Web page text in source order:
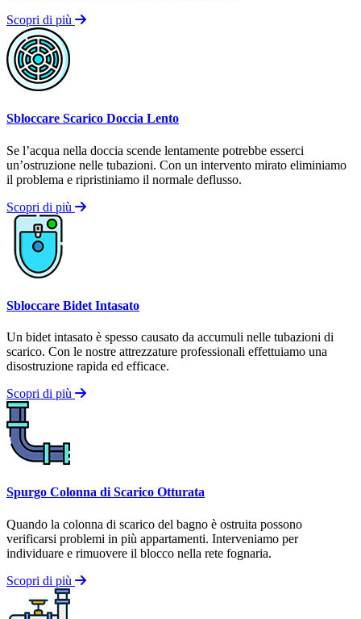
Scopri di più
Sbloccare Scarico Doccia Lento
Se l’acqua nella doccia scende lentamente potrebbe esserci
un’ostruzione nelle tubazioni. Con un intervento mirato eliminiamo
il problema e ripristiniamo il normale deflusso.
Scopri di più
Sbloccare Bidet Intasato
Un bidet intasato è spesso causato da accumuli nelle tubazioni di
scarico. Con le nostre attrezzature professionali effettuiamo una
disostruzione rapida ed efficace.
Scopri di più
Spurgo Colonna di Scarico Otturata
Quando la colonna di scarico del bagno è ostruita possono
verificarsi problemi in più appartamenti. Interveniamo per
individuare e rimuovere il blocco nella rete fognaria.
Scopri di più